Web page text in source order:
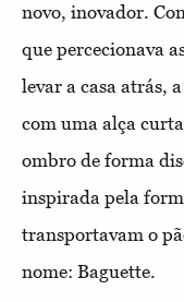
novo, inovador.
que percecionava
levar a casa atrás,
com uma alça
ombro de forma
inspirada pela
transportavam o
nome: Baguette.